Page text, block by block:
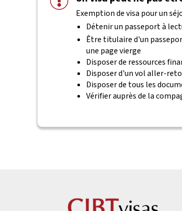
Exemption de visa pour un
Détenir un passeport à
Être titulaire d'un
une page vierge
Disposer de ressources
Disposer d'un vol aller-
Disposer de tous les
Vérifier auprès de la